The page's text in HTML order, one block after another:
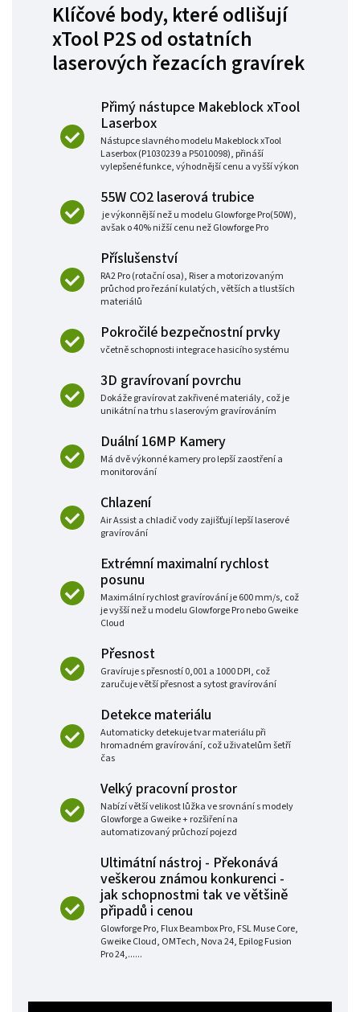
Klíčové body, které odlišují
xTool P2S od ostatních
laserových řezacích gravírek
Přimý nástupce Makeblock xTool
Laserbox
Nástupce slavného modelu Makeblock xTool
Laserbox (P1030239 a P5010098), přináší
vylepšené funkce, výhodnější cenu a vyšší výkon
55W CO2 laserová trubice
je výkonnější než u modelu Glowforge Pro(50W),
avšak o 40% nižší cenu než Glowforge Pro
Příslušenství
RA2 Pro (rotační osa), Riser a motorizovaným
průchod pro řezání kulatých, větších a tlustších
materiálů
Pokročilé bezpečnostní prvky
včetně schopnosti integrace hasicího systému
3D gravírovaní povrchu
Dokáže gravírovat zakřivené materiály, což je
unikátní na trhu s laserovým gravírováním
Duální 16MP Kamery
Má dvě výkonné kamery pro lepší zaostření a
monitorování
Chlazení
Air Assist a chladič vody zajišťují lepší laserové
gravírování
Extrémní maximalní rychlost
posunu
Maximální rychlost gravírování je 600 mm/s, což
je vyšší než u modelu Glowforge Pro nebo Gweike
Cloud
Přesnost
Gravíruje s přesností 0,001 a 1000 DPI, což
zaručuje větší přesnost a sytost gravírování
Detekce materiálu
Automaticky detekuje tvar materiálu při
hromadném gravírování, což uživatelům šetří
čas
Velký pracovní prostor
Nabízí větší velikost lůžka ve srovnání s modely
Glowforge a Gweike + rozšiření na
automatizovaný průchozí pojezd
Ultimátní nástroj - Překonává
veškerou známou konkurenci -
jak schopnostmi tak ve většině
připadů i cenou
Glowforge Pro, Flux Beambox Pro, FSL Muse Core,
Gweike Cloud, OMTech, Nova 24, Epilog Fusion
Pro 24,......